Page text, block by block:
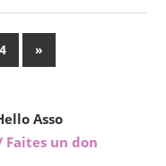
Next
Posts
»
Asso
Faites un don